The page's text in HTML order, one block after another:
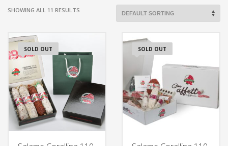
SHOWING ALL 11 RESULTS
SOLD OUT SOLD OUT